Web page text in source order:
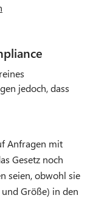
n
i
n
w
b
jedoch, dass
Anfragen mit
Gesetz noch
seien, obwohl sie
Größe) in den